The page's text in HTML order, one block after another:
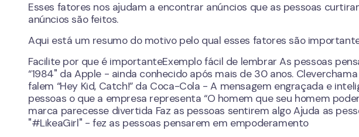
Esses fatores nos ajudam a encontrar anúncios que as pessoas
anúncios são feitos.
Aqui está um resumo do motivo pelo qual esses fatores são
Facilite por que é importanteExemplo fácil de lembrar As pessoas
“1984" da Apple - ainda conhecido após mais de 30 anos.
falem “Hey Kid, Catch!” da Coca-Cola - A mensagem engraçada e
pessoas o que a empresa representa “O homem que seu homem
marca parecesse divertida Faz as pessoas sentirem algo Ajuda as
"#LikeaGirl" - fez as pessoas pensarem em empoderamento